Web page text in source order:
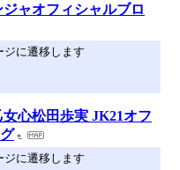
ャオフィシャルブロ
に遷移します
心松田歩実 JK21オフ
に遷移します